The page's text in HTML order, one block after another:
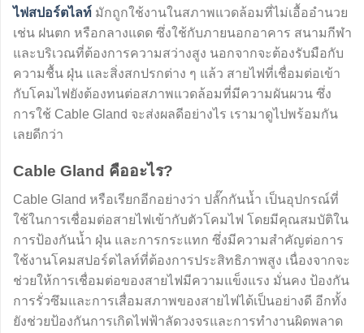
ไฟสปอร์ตไลท์ มักถูกใช้งานในสภาพแวดล้อมที่ไม่เอื้ออำนวย
เช่น ฝนตก หรือกลางแดด ซึ่งใช้กับภายนอกอาคาร สนามกีฬา
และบริเวณที่ต้องการความสว่างสูง นอกจากจะต้องรับมือกับ
ความชื้น ฝุ่น และสิ่งสกปรกต่าง ๆ แล้ว สายไฟที่เชื่อมต่อเข้า
กับโคมไฟยังต้องทนต่อสภาพแวดล้อมที่มีความผันผวน ซึ่ง
การใช้ Cable Gland จะส่งผลดีอย่างไร เรามาดูไปพร้อมกัน
เลยดีกว่า
Cable Gland คืออะไร?
Cable Gland หรือเรียกอีกอย่างว่า ปลั๊กกันน้ำ เป็นอุปกรณ์ที่
ใช้ในการเชื่อมต่อสายไฟเข้ากับตัวโคมไฟ โดยมีคุณสมบัติใน
การป้องกันน้ำ ฝุ่น และการกระแทก ซึ่งมีความสำคัญต่อการ
ใช้งานโคมสปอร์ตไลท์ที่ต้องการประสิทธิภาพสูง เนื่องจากจะ
ช่วยให้การเชื่อมต่อของสายไฟมีความแข็งแรง มั่นคง ป้องกัน
การรั่วซึมและการเสื่อมสภาพของสายไฟได้เป็นอย่างดี อีกทั้ง
ยังช่วยป้องกันการเกิดไฟฟ้าลัดวงจรและการทำงานผิดพลาด